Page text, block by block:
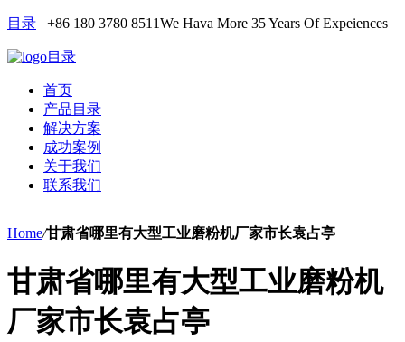
目录 +86 180 3780 8511We Hava More 35 Years Of Expeiences
目录
首页
产品目录
解决方案
成功案例
关于我们
联系我们
Home/甘肃省哪里有大型工业磨粉机厂家市长袁占亭
甘肃省哪里有大型工业磨粉机
厂家市长袁占亭